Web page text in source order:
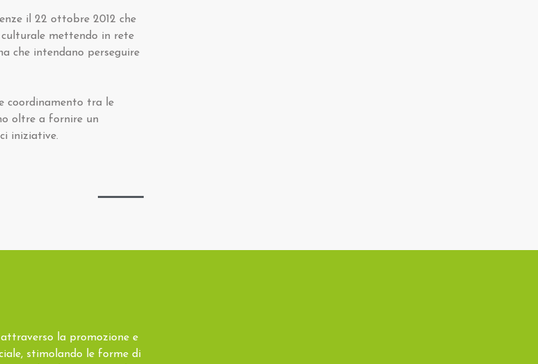
il 22 ottobre 2012 che
culturale mettendo in rete
che intendano perseguire
coordinamento tra le
oltre a fornire un
iniziative.
la promozione e
stimolando le forme di